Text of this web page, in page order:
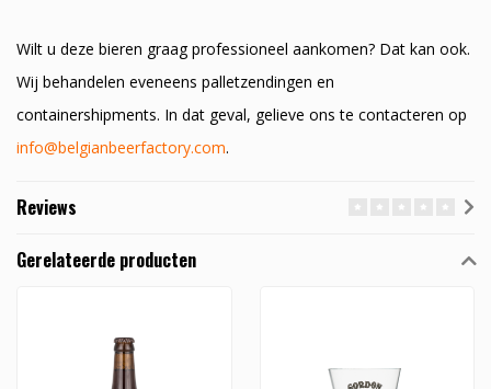
Wilt u deze bieren graag professioneel aankomen? Dat kan ook.
Wij behandelen eveneens palletzendingen en
containershipments. In dat geval, gelieve ons te contacteren op
info@belgianbeerfactory.com.
Reviews
Gerelateerde producten